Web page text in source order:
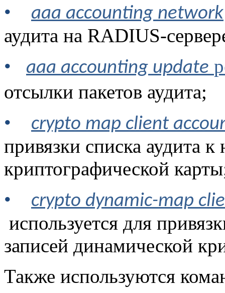
•
aaa accounting network
аудита на RADIUS-
• aaa accounting update
отсылки пакетов аудита;
•
crypto map client
привязки списка аудита к
криптографической
•
crypto dynamic-map
используется для
записей динамической
Также используются